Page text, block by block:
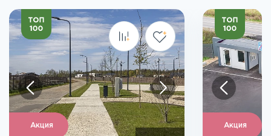
Акция Акция